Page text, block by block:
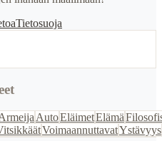
Tietosuoja
AutoEläimetElämä
VoimaannuttavatYstävyys